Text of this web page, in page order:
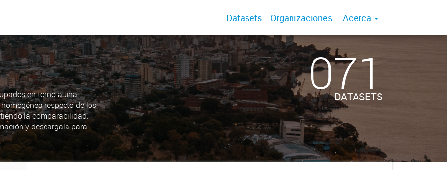
Datasets Organizaciones Acerca
en torno a una
respecto de los
la comparabilidad.
y descargala para
071
DATASETS